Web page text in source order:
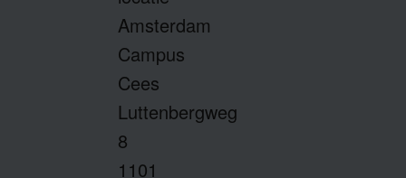
Amsterdam
Campus
Cees
Luttenbergweg
8
1101